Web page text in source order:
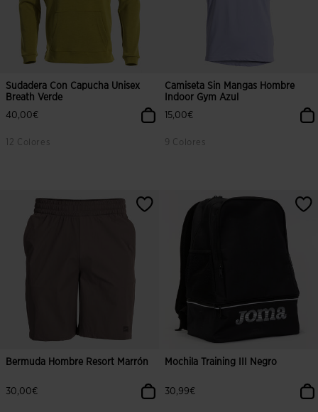
Sudadera Con Capucha Unisex
Breath Verde
40,00€
12 Colores
5 sobre 5 de valoración de clientes
Camiseta Sin Mangas Hombre
Indoor Gym Azul
15,00€
9 Colores
4,1 sobre 5 de valoración de
Bermuda Hombre Resort Marrón
30,00€
Mochila Training III Negro
30,99€